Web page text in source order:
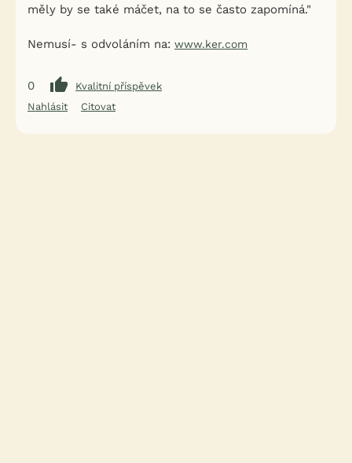
měly by se také máčet, na to se často zapomíná."
Nemusí- s odvoláním na: www.ker.com
0
Kvalitní příspěvek
Nahlásit
Citovat